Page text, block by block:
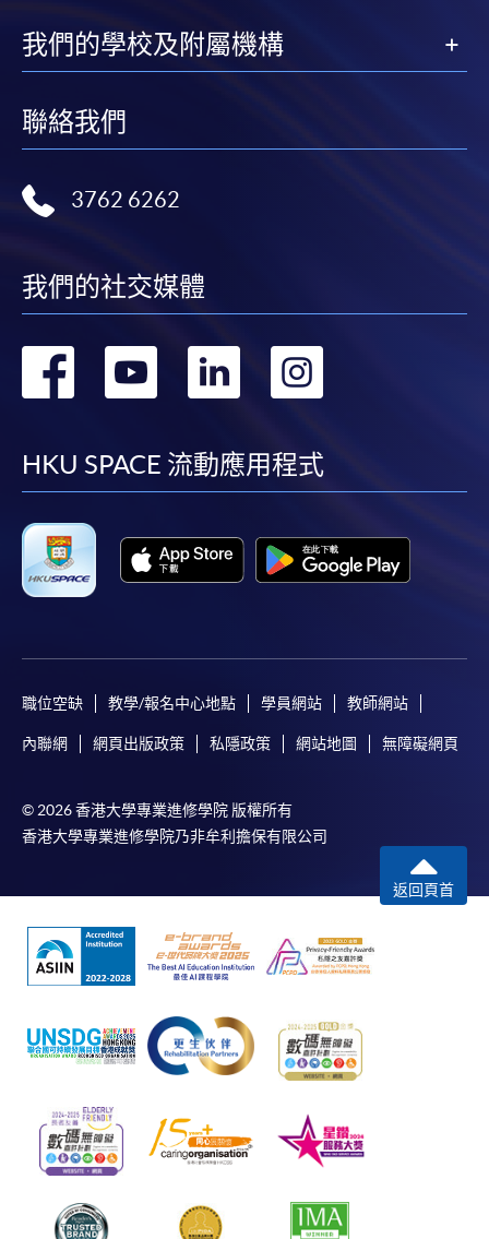
我們的學校及附屬機構
聯絡我們
3762 6262
我們的社交媒體
轉
facebook
轉
youtube
轉
linkedin
轉
HKU SPACE 流動應用程式
職位空缺 教學/報名中心地點 學員網站 教師網站
內聯網 網頁出版政策 私隱政策 網站地圖 無障礙網頁
© 2026 香港大學專業進修學院 版權所有
香港大學專業進修學院乃非牟利擔保有限公司
返回頁首